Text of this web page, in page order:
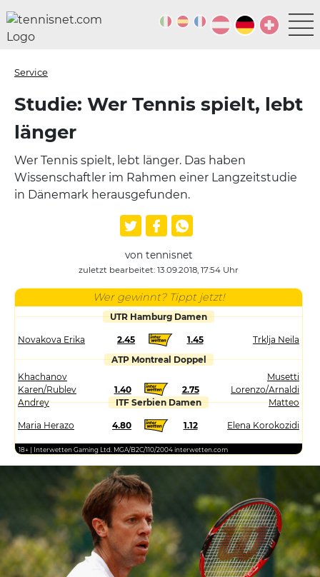
Service
Studie: Wer Tennis spielt, lebt
länger
Wer Tennis spielt, lebt länger. Das haben
Wissenschaftler im Rahmen einer Langzeitstudie
in Dänemark herausgefunden.
von tennisnet
zuletzt bearbeitet: 13.09.2018, 17:54 Uhr
Wer gewinnt? Tippt jetzt!
UTR Hamburg Damen
Novakova Erika 2.45 1.45
Trklja Neila
ATP Montreal Doppel
Khachanov
Karen/Rublev
Andrey
1.40 2.75
Musetti
Lorenzo/Arnaldi
Matteo
ITF Serbien Damen
Maria Herazo 4.80 1.12 Elena Korokozidi
18+ | Interwetten Gaming Ltd. MGA/B2C/110/2004 interwetten.com